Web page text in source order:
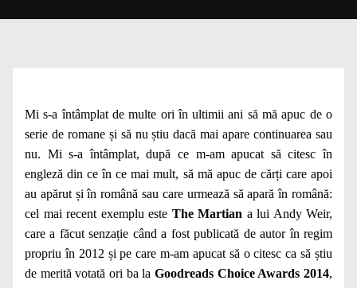
Mi s-a întâmplat de multe ori în ultimii ani să mă apuc de o
serie de romane și să nu știu dacă mai apare continuarea sau
nu. Mi s-a întâmplat, după ce m-am apucat să citesc în
engleză din ce în ce mai mult, să mă apuc de cărți care apoi
au apărut și în română sau care urmează să apară în română:
cel mai recent exemplu este The Martian a lui Andy Weir,
care a făcut senzație când a fost publicată de autor în regim
propriu în 2012 și pe care m-am apucat să o citesc ca să știu
de merită votată ori ba la Goodreads Choice Awards 2014,